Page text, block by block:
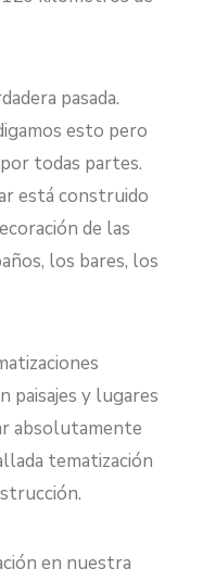
pasada.
esto pero
todas partes.
está construido
de las
los bares, los
paisajes y lugares
absolutamente
tematización
en nuestra